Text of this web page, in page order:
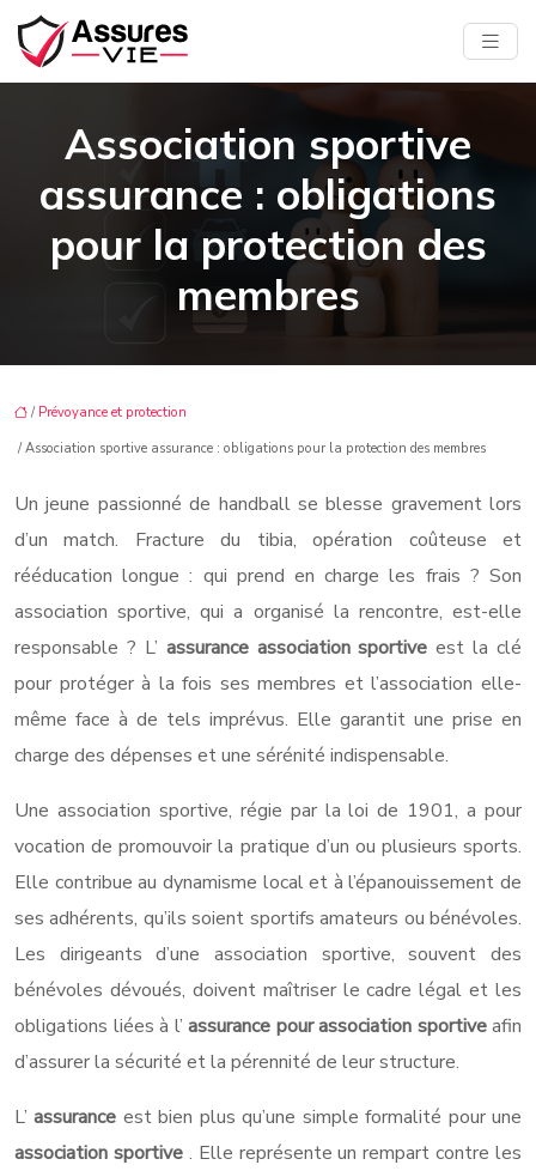
Association sportive
assurance : obligations
pour la protection des
membres
/ Prévoyance et protection
/ Association sportive assurance : obligations pour la protection des membres
Un jeune passionné de handball se blesse gravement lors
d’un match. Fracture du tibia, opération coûteuse et
rééducation longue : qui prend en charge les frais ? Son
association sportive, qui a organisé la rencontre, est-elle
responsable ? L’ assurance association sportiveest la clé
pour protéger à la fois ses membres et l’association elle-
même face à de tels imprévus. Elle garantit une prise en
charge des dépenses et une sérénité indispensable.
Une association sportive, régie par la loi de 1901, a pour
vocation de promouvoir la pratique d’un ou plusieurs sports.
Elle contribue au dynamisme local et à l’épanouissement de
ses adhérents, qu’ils soient sportifs amateurs ou bénévoles.
Les dirigeants d’une association sportive, souvent des
bénévoles dévoués, doivent maîtriser le cadre légal et les
obligations liées à l’ assurance pour association sportiveafin
d’assurer la sécurité et la pérennité de leur structure.
L’assurance est bien plus qu’une simple formalité pour une
association sportive . Elle représente un rempart contre les